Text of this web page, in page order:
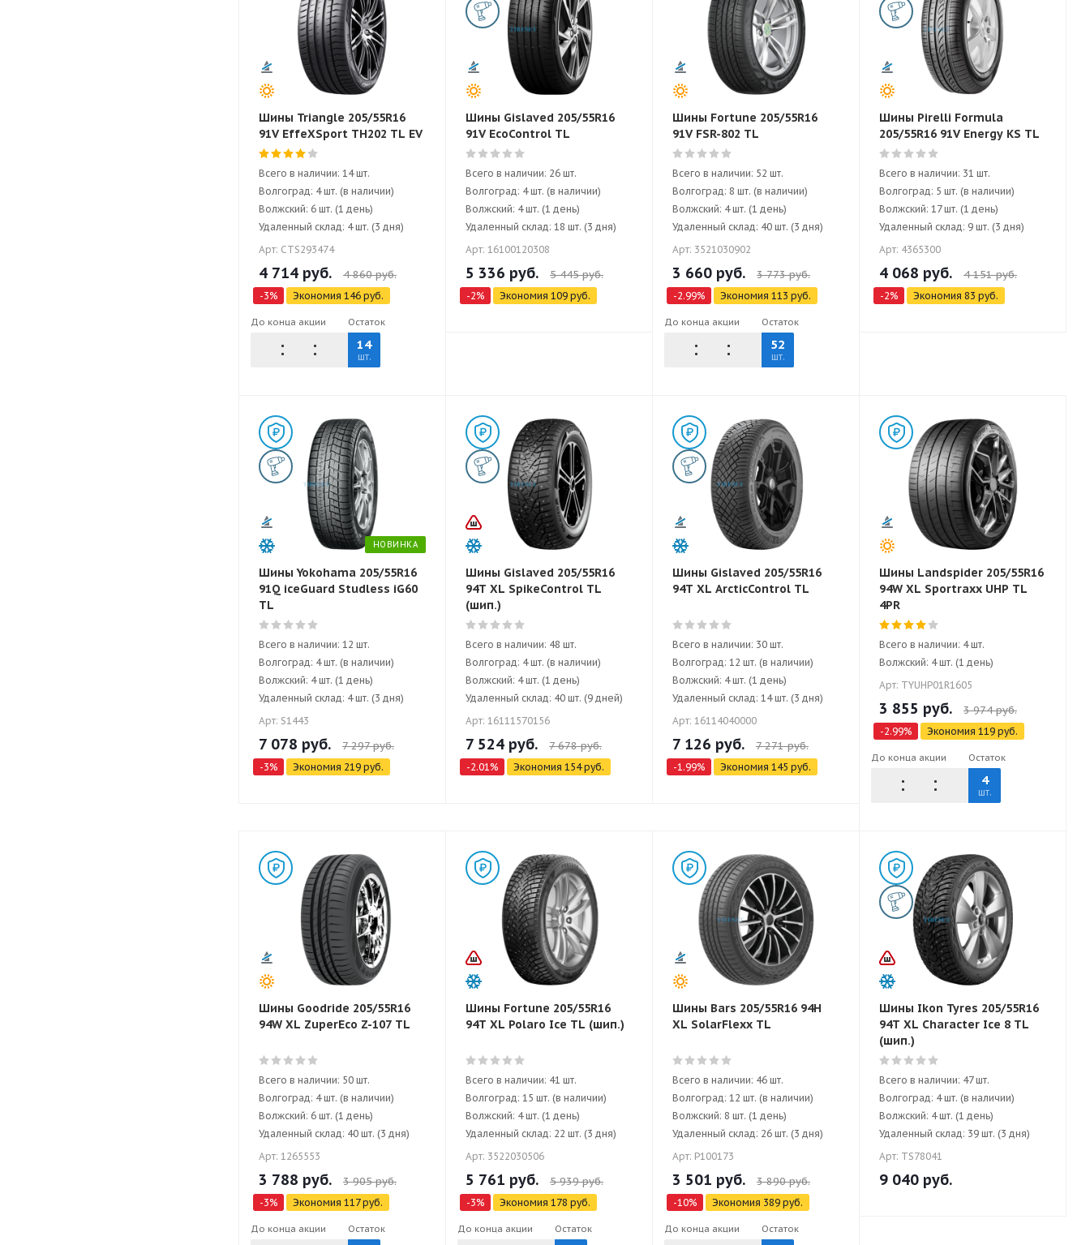
Шины Triangle 205/55R16
91V EffeXSport TH202 TL EV
Всего в наличии: 14 шт.
Волгоград: 4 шт. (в наличии)
Волжский: 6 шт. (1 день)
Удаленный склад: 4 шт. (3 дня)
Арт: CTS293474
4 714 руб. 4 860руб.
-3% Экономия 146 руб.
До конца акции Остаток
14
шт.
Шины Gislaved 205/55R16
91V EcoControl TL
Всего в наличии: 26 шт.
Волгоград: 4 шт. (в наличии)
Волжский: 4 шт. (1 день)
Удаленный склад: 18 шт. (3 дня)
Арт: 16100120308
5 336 руб. 5 445руб.
-2% Экономия 109 руб.
Шины Fortune 205/55R16
91V FSR-802 TL
Всего в наличии: 52 шт.
Волгоград: 8 шт. (в наличии)
Волжский: 4 шт. (1 день)
Удаленный склад: 40 шт. (3 дня)
Арт: 3521030902
3 660 руб. 3 773руб.
-2.99% Экономия 113 руб.
До конца акции Остаток
52
шт.
Шины Pirelli Formula
205/55R16 91V Energy KS TL
Всего в наличии: 31 шт.
Волгоград: 5 шт. (в наличии)
Волжский: 17 шт. (1 день)
Удаленный склад: 9 шт. (3 дня)
Арт: 4365300
4 068 руб. 4 151руб.
-2% Экономия 83 руб.
НОВИНКА
Шины Yokohama 205/55R16
91Q iceGuard Studless iG60
TL
Всего в наличии: 12 шт.
Волгоград: 4 шт. (в наличии)
Волжский: 4 шт. (1 день)
Удаленный склад: 4 шт. (3 дня)
Арт: S1443
7 078 руб. 7 297руб.
-3% Экономия 219 руб.
Шины Gislaved 205/55R16
94T XL SpikeControl TL
(шип.)
Всего в наличии: 48 шт.
Волгоград: 4 шт. (в наличии)
Волжский: 4 шт. (1 день)
Удаленный склад: 40 шт. (9 дней)
Арт: 16111570156
7 524 руб. 7 678руб.
-2.01% Экономия 154руб.
Шины Gislaved 205/55R16
94T XL ArcticControl TL
Всего в наличии: 30 шт.
Волгоград: 12 шт. (в наличии)
Волжский: 4 шт. (1 день)
Удаленный склад: 14 шт. (3 дня)
Арт: 16114040000
7 126 руб. 7 271руб.
-1.99% Экономия 145 руб.
Шины Landspider 205/55R16
94W XL Sportraxx UHP TL
4PR
Всего в наличии: 4 шт.
Волжский: 4 шт. (1 день)
Арт: TYUHP01R1605
3 855 руб. 3 974руб.
-2.99% Экономия 119 руб.
До конца акции Остаток
4
шт.
Шины Goodride 205/55R16
94W XL ZuperEco Z-107 TL
Всего в наличии: 50 шт.
Волгоград: 4 шт. (в наличии)
Волжский: 6 шт. (1 день)
Удаленный склад: 40 шт. (3 дня)
Арт: 1265553
3 788 руб. 3 905руб.
-3% Экономия 117руб.
До конца акции Остаток
Шины Fortune 205/55R16
94T XL Polaro Ice TL (шип.)
Всего в наличии: 41 шт.
Волгоград: 15 шт. (в наличии)
Волжский: 4 шт. (1 день)
Удаленный склад: 22 шт. (3 дня)
Арт: 3522030506
5 761 руб. 5 939руб.
-3% Экономия 178 руб.
До конца акции Остаток
Шины Bars 205/55R16 94H
XL SolarFlexx TL
Всего в наличии: 46 шт.
Волгоград: 12 шт. (в наличии)
Волжский: 8 шт. (1 день)
Удаленный склад: 26 шт. (3 дня)
Арт: P100173
3 501 руб. 3 890руб.
-10% Экономия 389 руб.
До конца акции Остаток
Шины Ikon Tyres 205/55R16
94T XL Character Ice 8 TL
(шип.)
Всего в наличии: 47 шт.
Волгоград: 4 шт. (в наличии)
Волжский: 4 шт. (1 день)
Удаленный склад: 39 шт. (3 дня)
Арт: TS78041
9 040 руб.